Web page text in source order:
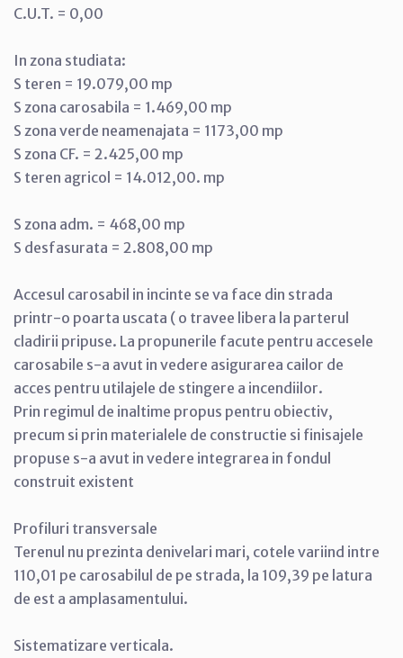
C.U.T. = 0,00
In zona studiata:
S teren = 19.079,00 mp
S zona carosabila = 1.469,00 mp
S zona verde neamenajata = 1173,00 mp
S zona CF. = 2.425,00 mp
S teren agricol = 14.012,00. mp
S zona adm. = 468,00 mp
S desfasurata = 2.808,00 mp
Accesul carosabil in incinte se va face din strada
printr-o poarta uscata ( o travee libera la parterul
cladirii pripuse. La propunerile facute pentru accesele
carosabile s-a avut in vedere asigurarea cailor de
acces pentru utilajele de stingere a incendiilor.
Prin regimul de inaltime propus pentru obiectiv,
precum si prin materialele de constructie si finisajele
propuse s-a avut in vedere integrarea in fondul
construit existent
Profiluri transversale
Terenul nu prezinta denivelari mari, cotele variind intre
110,01 pe carosabilul de pe strada, la 109,39 pe latura
de est a amplasamentului.
Sistematizare verticala.